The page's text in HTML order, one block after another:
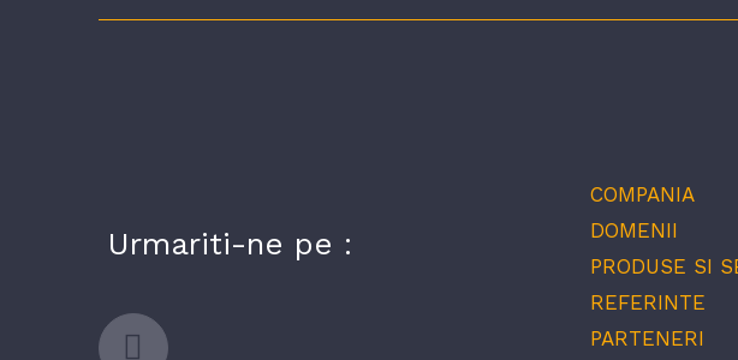
Urmariti-ne pe :
COMPANIA
DOMENII
PRODUSE SI
REFERINTE
PARTENERI